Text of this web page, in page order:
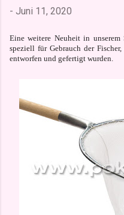
- Juni 11, 2020
Eine weitere Neuheit in
speziell für Gebrauch der
entworfen und gefertigt wurden.